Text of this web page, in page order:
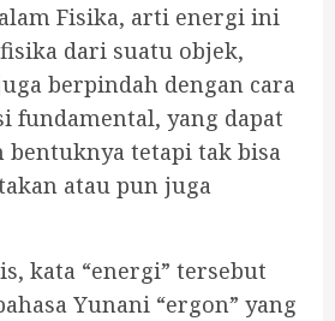
Fisika, arti energi ini
dari suatu objek,
berpindah dengan cara
fundamental, yang dapat
bentuknya tetapi tak bisa
atau pun juga
kata “energi” tersebut
Yunani “ergon” yang